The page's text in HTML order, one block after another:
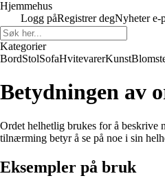
Hjemmehus
Logg påRegistrer degNyheter e-
Kategorier
BordStolSofaHvitevarerKunst
Betydningen av
Ordet helhetlig brukes for å beskrive
tilnærming betyr å se på noe i sin
Eksempler på bruk